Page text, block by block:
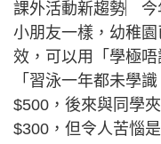
課外活動新趨勢︳
小朋友一樣，幼稚
效，可以用「學極
「習泳一年都未學
$500，後來與同學
$300，但令人苦惱